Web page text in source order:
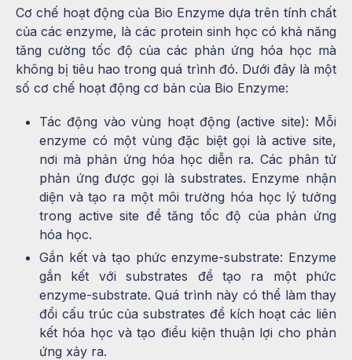
Cơ chế hoạt động của Bio Enzyme dựa trên tính chất
của các enzyme, là các protein sinh học có khả năng
tăng cường tốc độ của các phản ứng hóa học mà
không bị tiêu hao trong quá trình đó. Dưới đây là một
số cơ chế hoạt động cơ bản của Bio Enzyme:
Tác động vào vùng hoạt động (active site): Mỗi
enzyme có một vùng đặc biệt gọi là active site,
nơi mà phản ứng hóa học diễn ra. Các phân tử
phản ứng được gọi là substrates. Enzyme nhận
diện và tạo ra một môi trường hóa học lý tưởng
trong active site để tăng tốc độ của phản ứng
hóa học.
Gắn kết và tạo phức enzyme-substrate: Enzyme
gắn kết với substrates để tạo ra một phức
enzyme-substrate. Quá trình này có thể làm thay
đổi cấu trúc của substrates để kích hoạt các liên
kết hóa học và tạo điều kiện thuận lợi cho phản
ứng xảy ra.